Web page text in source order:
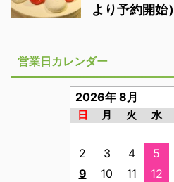
より予約開始）
営業日カレンダー
2026年 8月
日 月 火 水
2
3 4 5
9
10 11 12